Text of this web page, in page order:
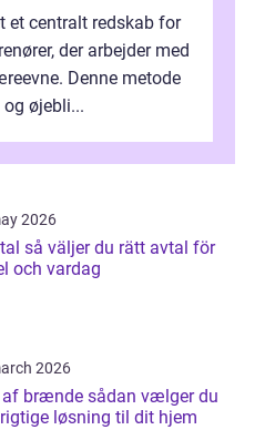
et centralt redskab for
der arbejder med
Denne metode
øjebli...
2026
avtal för
och vardag
2026
sådan vælger du
løsning til dit hjem